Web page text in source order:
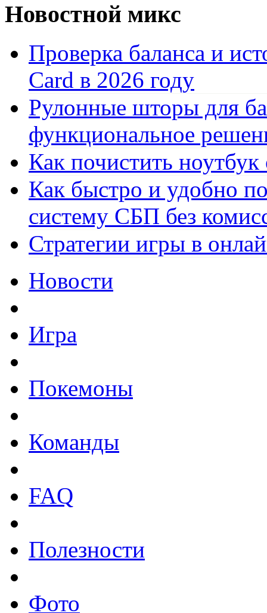
Новостной микс
Проверка баланса и
Card в 2026 году
Рулонные шторы для
функциональное
Как почистить
Как быстро и удобно
систему СБП без
Стратегии игры в
Новости
Игра
Покемоны
Команды
FAQ
Полезности
Фото